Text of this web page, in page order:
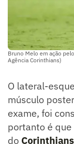
Bruno Melo em ação
Agência Corinthians)
O lateral-
músculo
exame, foi
portanto é
do Corinthians